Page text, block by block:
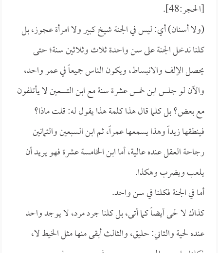
[الحجر:48].
(ولا أسنان) أي: ليس في الجنة شيخ كبير ولا امرأة عجوز، بل
كلنا ندخل الجنة على سن واحدة ثلاث وثلاثين سنة؛ حتى
يحصل الإلف والانبساط، ويكون الناس جميعاً في عمر واحد،
والآن لو جلس ابن خمس عشرة سنة مع ابن التسعين لا يأتلفون
مع بعض؟ بل كلما قال هذا كلمة هذا يقول له: قلت ماذا؟
فينطقها زيداً وهذا يسمعها عمراً، ثم ابن السبعين والثمانين
رجاحة العقل عنده عالية، أما ابن الخامسة عشرة فهو يريد أن
يلعب ويضرب وهكذا.
أما في الجنة فكلنا في سن واحد.
كذاك لا لحى أيضاً كما أتى، بل كلنا جرد مرد، لا يوجد واحد
عنده لحية والثاني: حليق، والثالث أبقى منها مثل الخيط لا،